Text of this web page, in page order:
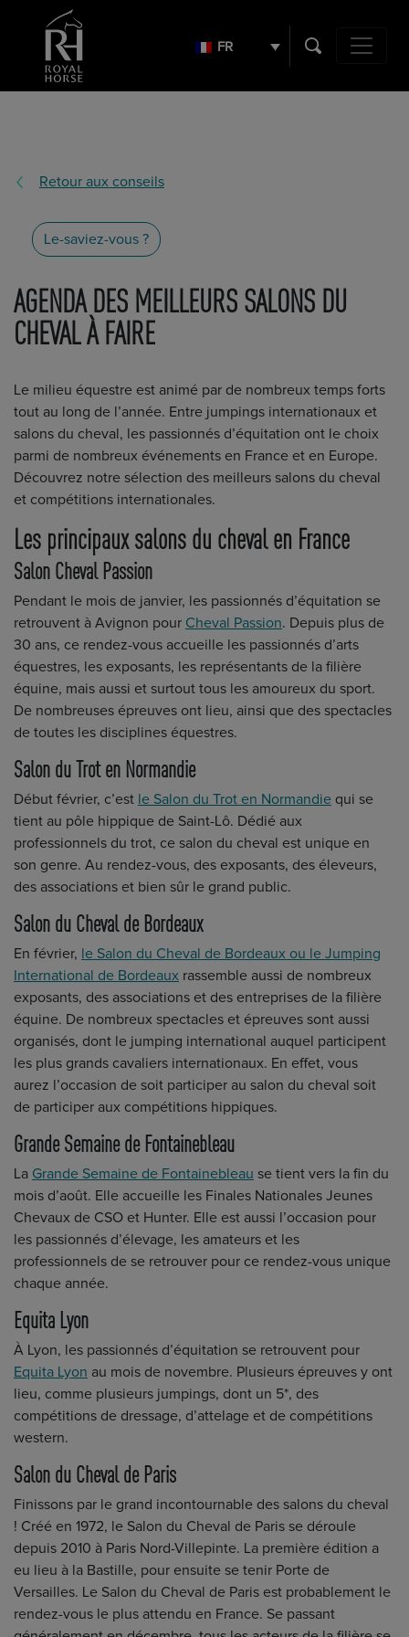
FR
Le-saviez-vous ?
Retour aux conseils
AGENDA DES MEILLEURS SALONS DU
CHEVAL À FAIRE
Le milieu équestre est animé par de nombreux temps forts
tout au long de l’année. Entre jumpings internationaux et
salons du cheval, les passionnés d’équitation ont le choix
parmi de nombreux événements en France et en Europe.
Découvrez notre sélection des meilleurs salons du cheval
et compétitions internationales.
Les principaux salons du cheval en France
Salon Cheval Passion
Pendant le mois de janvier, les passionnés d’équitation se
retrouvent à Avignon pour Cheval Passion. Depuis plus de
30 ans, ce rendez-vous accueille les passionnés d’arts
équestres, les exposants, les représentants de la filière
équine, mais aussi et surtout tous les amoureux du sport.
De nombreuses épreuves ont lieu, ainsi que des spectacles
de toutes les disciplines équestres.
Salon du Trot en Normandie
Début février, c’est le Salon du Trot en Normandie qui se
tient au pôle hippique de Saint-Lô. Dédié aux
professionnels du trot, ce salon du cheval est unique en
son genre. Au rendez-vous, des exposants, des éleveurs,
des associations et bien sûr le grand public.
Salon du Cheval de Bordeaux
En février, le Salon du Cheval de Bordeaux ou le Jumping
International de Bordeaux rassemble aussi de nombreux
exposants, des associations et des entreprises de la filière
équine. De nombreux spectacles et épreuves sont aussi
organisés, dont le jumping international auquel participent
les plus grands cavaliers internationaux. En effet, vous
aurez l’occasion de soit participer au salon du cheval soit
de participer aux compétitions hippiques.
Grande Semaine de Fontainebleau
La Grande Semaine de Fontainebleau se tient vers la fin du
mois d’août. Elle accueille les Finales Nationales Jeunes
Chevaux de CSO et Hunter. Elle est aussi l’occasion pour
les passionnés d’élevage, les amateurs et les
professionnels de se retrouver pour ce rendez-vous unique
chaque année.
Equita Lyon
À Lyon, les passionnés d’équitation se retrouvent pour
Equita Lyon au mois de novembre. Plusieurs épreuves y ont
lieu, comme plusieurs jumpings, dont un 5*, des
compétitions de dressage, d’attelage et de compétitions
western.
Salon du Cheval de Paris
Finissons par le grand incontournable des salons du cheval
! Créé en 1972, le Salon du Cheval de Paris se déroule
depuis 2010 à Paris Nord-Villepinte. La première édition a
eu lieu à la Bastille, pour ensuite se tenir Porte de
Versailles. Le Salon du Cheval de Paris est probablement le
rendez-vous le plus attendu en France. Se passant